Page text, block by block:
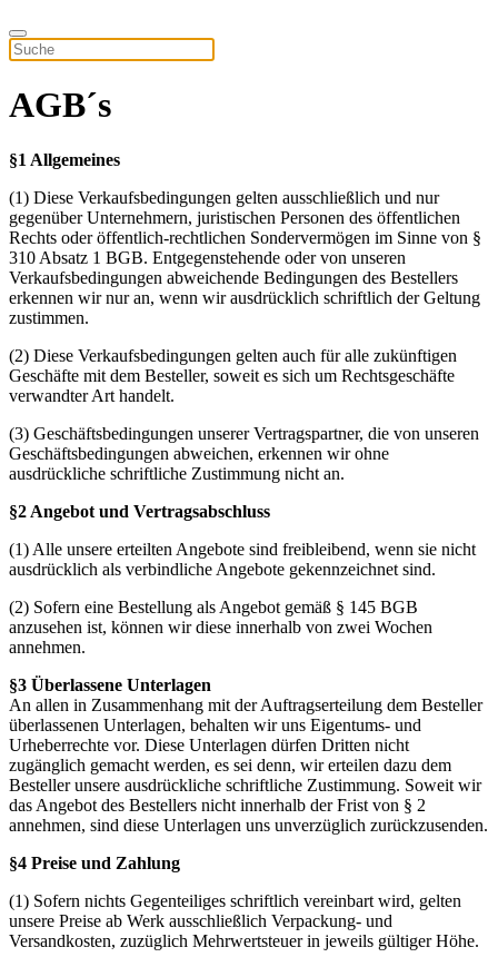
AGB´s
§1 Allgemeines
(1) Diese Verkaufsbedingungen gelten ausschließlich und nur
gegenüber Unternehmern, juristischen Personen des öffentlichen
Rechts oder öffentlich-rechtlichen Sondervermögen im Sinne von §
310 Absatz 1 BGB. Entgegenstehende oder von unseren
Verkaufsbedingungen abweichende Bedingungen des Bestellers
erkennen wir nur an, wenn wir ausdrücklich schriftlich der Geltung
zustimmen.
(2) Diese Verkaufsbedingungen gelten auch für alle zukünftigen
Geschäfte mit dem Besteller, soweit es sich um Rechtsgeschäfte
verwandter Art handelt.
(3) Geschäftsbedingungen unserer Vertragspartner, die von unseren
Geschäftsbedingungen abweichen, erkennen wir ohne
ausdrückliche schriftliche Zustimmung nicht an.
§2 Angebot und Vertragsabschluss
(1) Alle unsere erteilten Angebote sind freibleibend, wenn sie nicht
ausdrücklich als verbindliche Angebote gekennzeichnet sind.
(2) Sofern eine Bestellung als Angebot gemäß § 145 BGB
anzusehen ist, können wir diese innerhalb von zwei Wochen
annehmen.
§3 Überlassene Unterlagen
An allen in Zusammenhang mit der Auftragserteilung dem Besteller
überlassenen Unterlagen, behalten wir uns Eigentums- und
Urheberrechte vor. Diese Unterlagen dürfen Dritten nicht
zugänglich gemacht werden, es sei denn, wir erteilen dazu dem
Besteller unsere ausdrückliche schriftliche Zustimmung. Soweit wir
das Angebot des Bestellers nicht innerhalb der Frist von § 2
annehmen, sind diese Unterlagen uns unverzüglich zurückzusenden.
§4 Preise und Zahlung
(1) Sofern nichts Gegenteiliges schriftlich vereinbart wird, gelten
unsere Preise ab Werk ausschließlich Verpackung- und
Versandkosten, zuzüglich Mehrwertsteuer in jeweils gültiger Höhe.